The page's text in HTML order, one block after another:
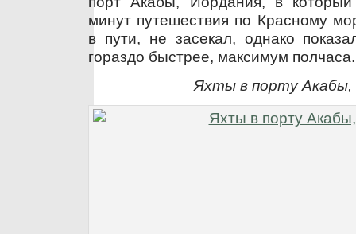
минут путешествия по Красному
в пути, не засекал, однако
гораздо быстрее, максимум полчаса.
Яхты в порту Акабы,